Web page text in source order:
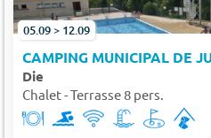
05.09 > 12.09
CAMPING MUNICIPAL DE
Die
Chalet - Terrasse 8 pers.